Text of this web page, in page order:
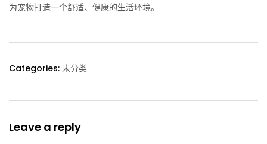
为宠物打造一个舒适、健康的生活环境。
Categories: 未分类
Leave a reply